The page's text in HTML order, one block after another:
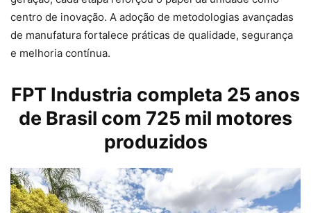
centro de inovação. A adoção de metodologias avançadas
de manufatura fortalece práticas de qualidade, segurança
e melhoria contínua.
FPT Industria completa 25 anos
de Brasil com 725 mil motores
produzidos